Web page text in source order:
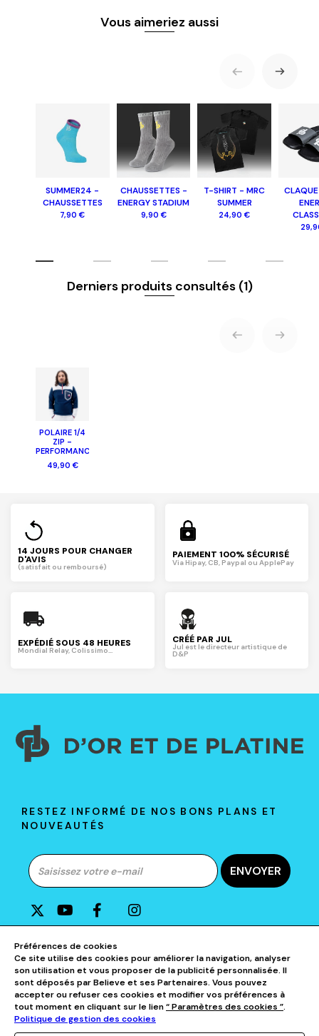
Vous aimeriez aussi
SUMMER24 -
CHAUSSETTES
7,90 €
CHAUSSETTES -
ENERGY STADIUM
9,90 €
T-SHIRT - MRC
SUMMER
24,90 €
Derniers produits consultés (1)
POLAIRE 1/4
ZIP -
PERFORMANCE
49,90 €
14 JOURS POUR CHANGER
D'AVIS
(satisfait ou remboursé)
PAIEMENT 100% SÉCURISÉ
Via Hipay, CB, Paypal ou ApplePay
EXPÉDIÉ SOUS 48 HEURES
Mondial Relay, Colissimo...
CRÉÉ PAR JUL
Jul est le directeur artistique de
D&P
RESTEZ INFORMÉ DE NOS BONS PLANS ET
NOUVEAUTÉS
ENVOYER
A PROPOS DE D&P
AIDE & CONTACTS
NOS CATÉGORIES
Préférences de cookies
Ce site utilise des cookies pour améliorer la navigation, analyser
son utilisation et vous proposer de la publicité personnalisée. Il
sont déposés par Believe et ses Partenaires. Vous pouvez
accepter ou refuser ces cookies et modifier vos préférences à
tout moment en cliquant sur le lien“ Paramètres des cookies ”.
Politique de gestion des cookies